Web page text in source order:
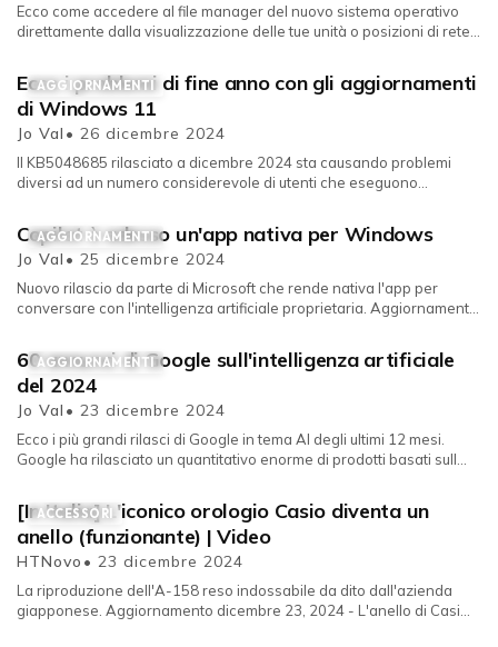
Ecco come accedere al file manager del nuovo sistema operativo
direttamente dalla visualizzazione delle tue unità o posizioni di rete.
AGGIORNAMENTI
Ecco i problemi di fine anno con gli aggiornamenti
di Windows 11
Jo Val• 26 dicembre 2024
Il KB5048685 rilasciato a dicembre 2024 sta causando problemi
diversi ad un numero considerevole di utenti che eseguono
AGGIORNAMENTI
Copilot è adesso un'app nativa per Windows
Jo Val• 25 dicembre 2024
Nuovo rilascio da parte di Microsoft che rende nativa l'app per
conversare con l'intelligenza artificiale proprietaria. Aggiornament...
AGGIORNAMENTI
60 annunci di Google sull'intelligenza artificiale
del 2024
Jo Val• 23 dicembre 2024
Ecco i più grandi rilasci di Google in tema AI degli ultimi 12 mesi.
Google ha rilasciato un quantitativo enorme di prodotti basati sull...
ACCESSORI
[In Italia] L'iconico orologio Casio diventa un
anello (funzionante) | Video
HTNovo• 23 dicembre 2024
La riproduzione dell'A-158 reso indossabile da dito dall'azienda
giapponese. Aggiornamento dicembre 23, 2024 - L'anello di Casi...